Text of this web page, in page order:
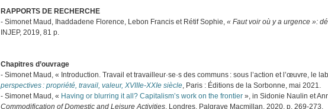
RAPPORTS DE RECHERCHE
- Simonet Maud, Ihaddadene Florence, Lebon Francis et Rétif Sophie,« Faut voir où y a urgence »:
INJEP, 2019, 81 p.
Chapitres d’ouvrage
- Simonet Maud, « Introduction. Travail et travailleur·se·s des communs : sous l’action et l’œuvre, le
perspectives : propriété, travail, valeur, XVIIIe-XXIe siècle, Paris : Éditions de la Sorbonne, mai 2021.
- Simonet Maud, « Having or blurring it all? Capitalism’s work on the frontier », in Sidonie Naulin et
Commodification of Domestic and Leisure Activities, Londres, Palgrave Macmillan, 2020, p. 269‑273.